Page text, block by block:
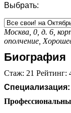
Выбрать:
Москва, 0, д. 6,
ополчение,
Биография
Стаж: 21 Рейтинг:
Специализация: